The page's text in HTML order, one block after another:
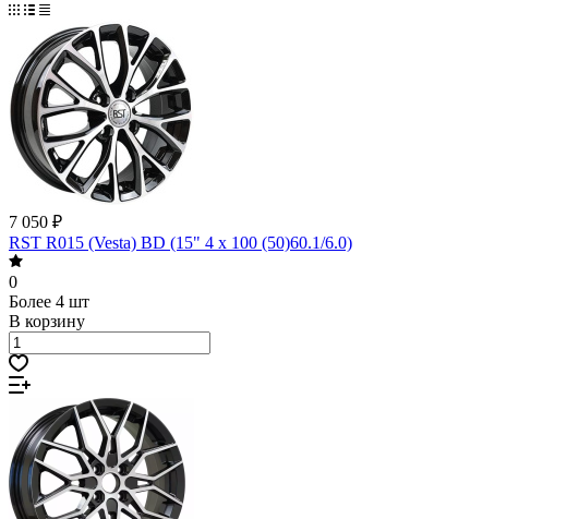
7 050 ₽
RST R015 (Vesta) BD (15" 4 x 100 (50)60.1/6.0)
0
Более 4 шт
В корзину